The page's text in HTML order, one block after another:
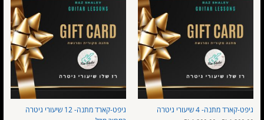
גיפט-קארד מתנה- 4 שיעורי גיטרה
גיפט-קארד מתנה- 12 שיעורי גיטרה